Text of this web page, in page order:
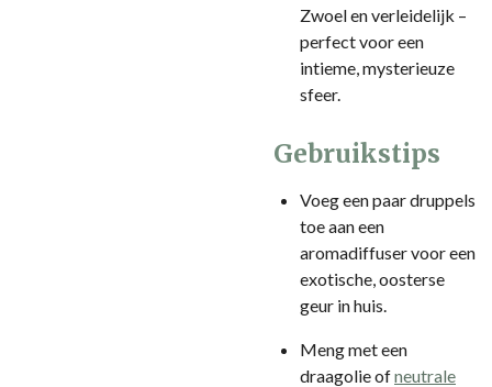
Zwoel en verleidelijk –
perfect voor een
intieme, mysterieuze
sfeer.
Gebruikstips
Voeg een paar druppels
toe aan een
aromadiffuser voor een
exotische, oosterse
geur in huis.
Meng met een
draagolie ofneutrale